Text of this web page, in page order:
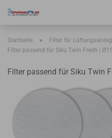
Startseite » Filter für
Filter passend für Siku Twin Fresh |
Filter passend für Siku Twin